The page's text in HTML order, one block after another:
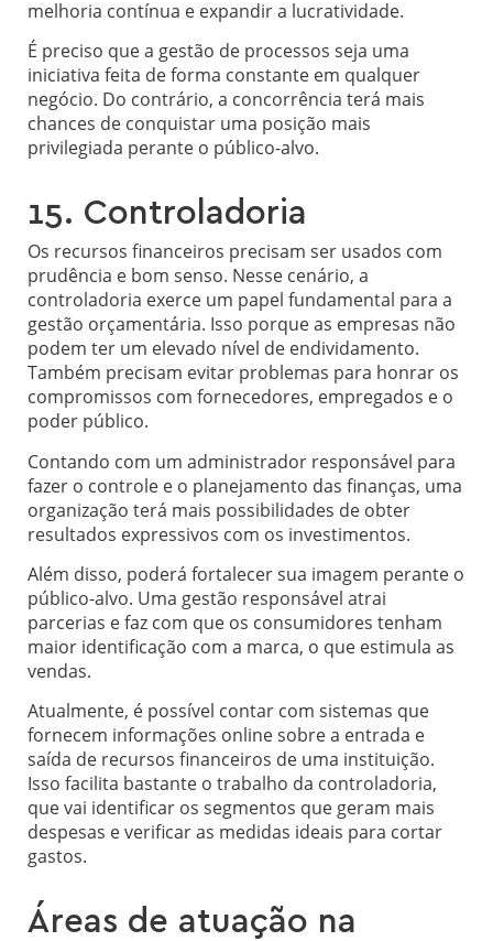
melhoria contínua e expandir a lucratividade.
É preciso que a gestão de processos seja uma
iniciativa feita de forma constante em qualquer
negócio. Do contrário, a concorrência terá mais
chances de conquistar uma posição mais
privilegiada perante o público-alvo.
15. Controladoria
Os recursos financeiros precisam ser usados com
prudência e bom senso. Nesse cenário, a
controladoria exerce um papel fundamental para a
gestão orçamentária. Isso porque as empresas não
podem ter um elevado nível de endividamento.
Também precisam evitar problemas para honrar os
compromissos com fornecedores, empregados e o
poder público.
Contando com um administrador responsável para
fazer o controle e o planejamento das finanças, uma
organização terá mais possibilidades de obter
resultados expressivos com os investimentos.
Além disso, poderá fortalecer sua imagem perante o
público-alvo. Uma gestão responsável atrai
parcerias e faz com que os consumidores tenham
maior identificação com a marca, o que estimula as
vendas.
Atualmente, é possível contar com sistemas que
fornecem informações online sobre a entrada e
saída de recursos financeiros de uma instituição.
Isso facilita bastante o trabalho da controladoria,
que vai identificar os segmentos que geram mais
despesas e verificar as medidas ideais para cortar
gastos.
Áreas de atuação na